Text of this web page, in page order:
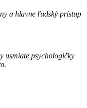
a hlavne ľudský prístup
usmiate psychologičky